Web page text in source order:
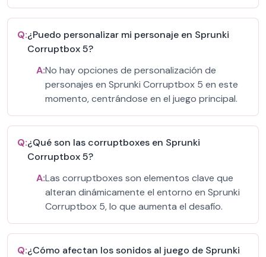
Q:¿Puedo personalizar mi personaje en Sprunki
Corruptbox 5?
A:No hay opciones de personalización de
personajes en Sprunki Corruptbox 5 en este
momento, centrándose en el juego principal.
Q:¿Qué son las corruptboxes en Sprunki
Corruptbox 5?
A:Las corruptboxes son elementos clave que
alteran dinámicamente el entorno en Sprunki
Corruptbox 5, lo que aumenta el desafío.
Q:¿Cómo afectan los sonidos al juego de Sprunki